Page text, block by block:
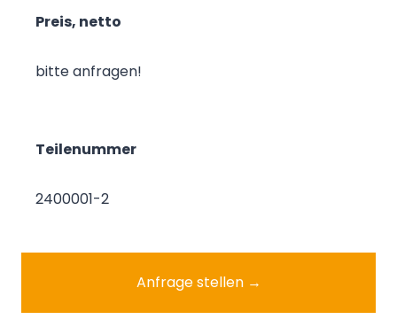
Preis, netto
bitte anfragen!
Teilenummer
2400001-2
Anfrage stellen →